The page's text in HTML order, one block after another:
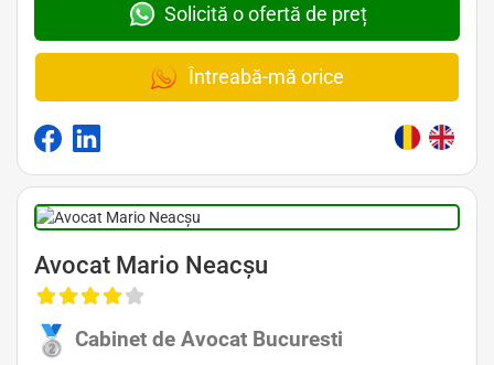
Solicită o ofertă de preț
Întreabă-mă orice
Avocat Mario Neacșu
Cabinet de Avocat Bucuresti